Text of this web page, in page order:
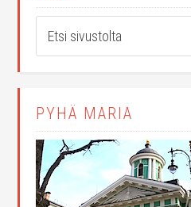
PYHÄ MARIA